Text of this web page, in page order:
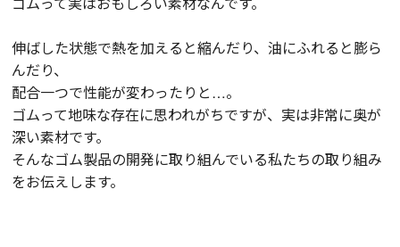
伸ばした状態で熱を加えると縮んだり、油にふれると膨ら
んだり、
配合一つで性能が変わったりと…。
ゴムって地味な存在に思われがちですが、実は非常に奥が
深い素材です。
そんなゴム製品の開発に取り組んでいる私たちの取り組み
をお伝えします。